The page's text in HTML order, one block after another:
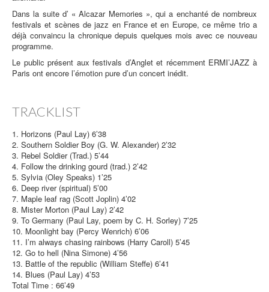
Dans la suite d’ « Alcazar Memories », qui a enchanté de nombreux
festivals et scènes de jazz en France et en Europe, ce même trio a
déjà convaincu la chronique depuis quelques mois avec ce nouveau
programme.
Le public présent aux festivals d’Anglet et récemment ERMI’JAZZ à
Paris ont encore l’émotion pure d’un concert inédit.
TRACKLIST
1. Horizons (Paul Lay) 6’38
2. Southern Soldier Boy (G. W. Alexander) 2’32
3. Rebel Soldier (Trad.) 5’44
4. Follow the drinking gourd (trad.) 2’42
5. Sylvia (Oley Speaks) 1’25
6. Deep river (spiritual) 5’00
7. Maple leaf rag (Scott Joplin) 4’02
8. Mister Morton (Paul Lay) 2’42
9. To Germany (Paul Lay, poem by C. H. Sorley) 7’25
10. Moonlight bay (Percy Wenrich) 6’06
11. I’m always chasing rainbows (Harry Caroll) 5’45
12. Go to hell (Nina Simone) 4’56
13. Battle of the republic (William Steffe) 6’41
14. Blues (Paul Lay) 4’53
Total Time : 66’49